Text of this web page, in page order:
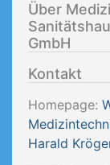
Über
GmbH
Kontakt
Homepage:
Harald